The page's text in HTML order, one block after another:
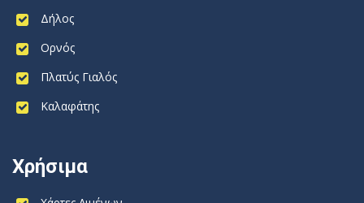
Δήλος
Ορνός
Πλατύς Γιαλός
Καλαφάτης
Χρήσιμα